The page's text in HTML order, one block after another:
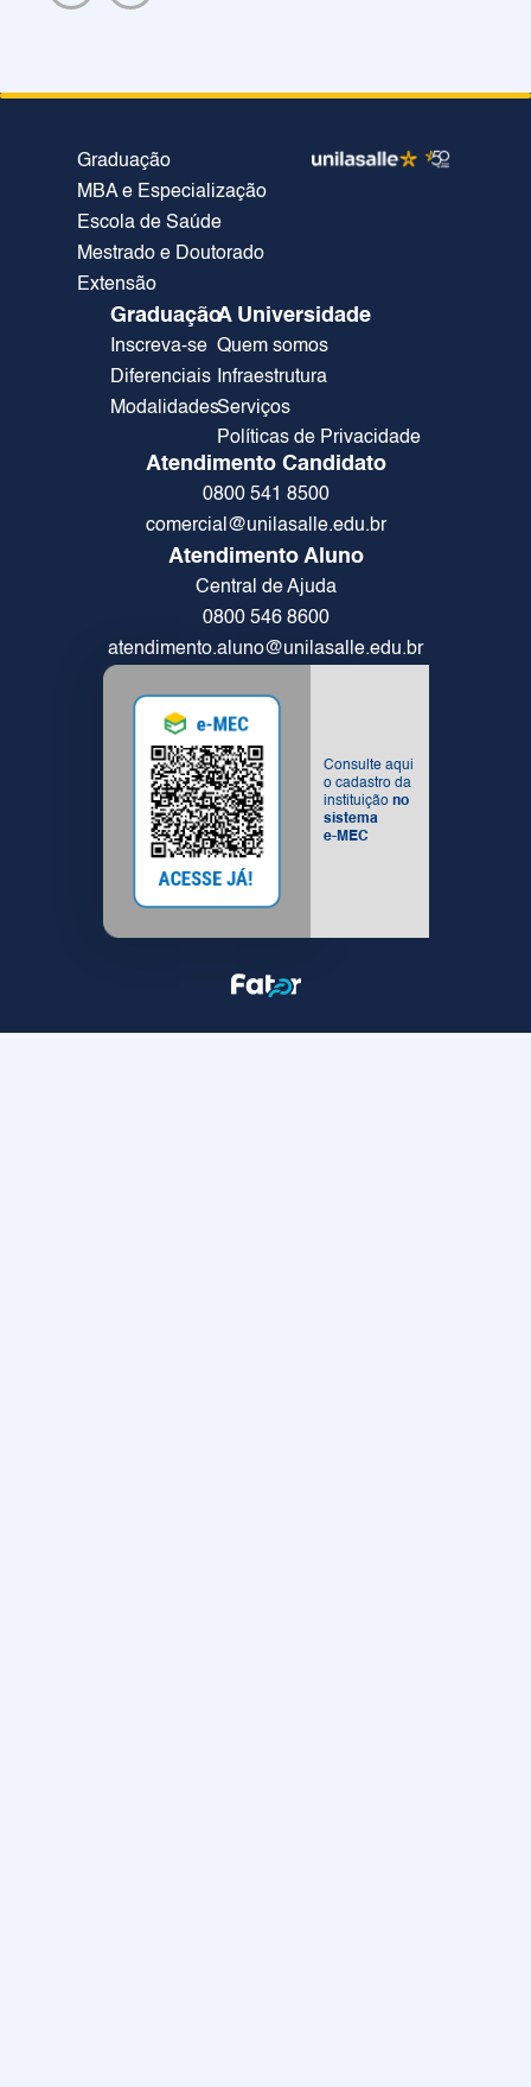
Graduação
MBA e Especialização
Escola de Saúde
Mestrado e Doutorado
Extensão
Graduação
Inscreva-se
Diferenciais
Modalidades
A Universidade
Quem somos
Infraestrutura
Serviços
Políticas de Privacidade
Atendimento Candidato
0800 541 8500
comercial@unilasalle.edu.br
Atendimento Aluno
Central de Ajuda
0800 546 8600
atendimento.aluno@unilasalle.edu.br
Consulte aqui
o cadastro da
instituição no
sistema
e-MEC